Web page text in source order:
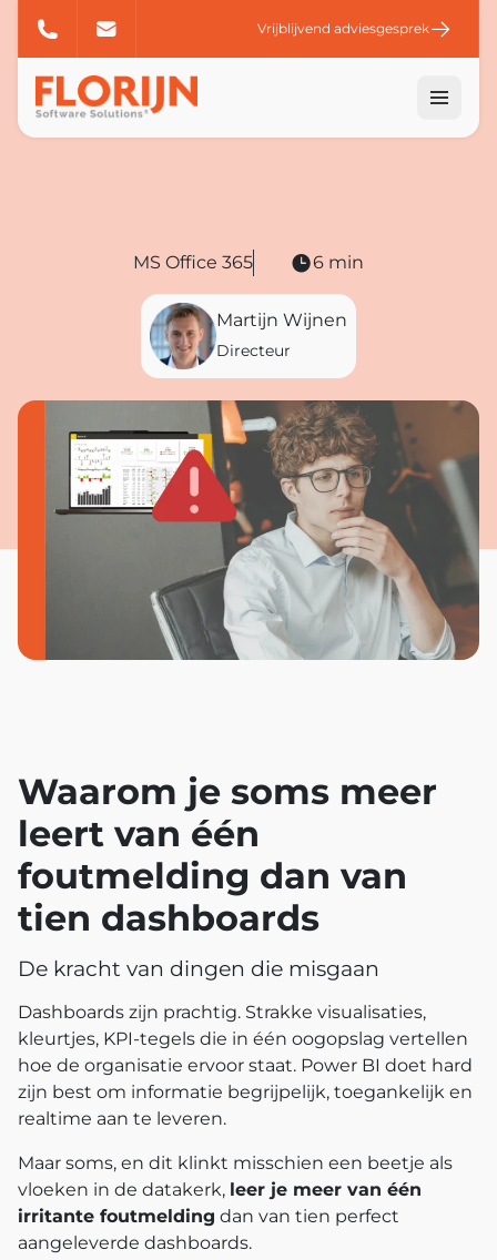
Vrijblijvend adviesgesprek
MS Office 365 6 min
Martijn Wijnen
Directeur
Waarom je soms meer
leert van één
foutmelding dan van
tien dashboards
De kracht van dingen die misgaan
Dashboards zijn prachtig. Strakke visualisaties,
kleurtjes, KPI‑tegels die in één oogopslag vertellen
hoe de organisatie ervoor staat. Power BI doet hard
zijn best om informatie begrijpelijk, toegankelijk en
realtime aan te leveren.
Maar soms, en dit klinkt misschien een beetje als
vloeken in de datakerk, leer je meer van één
irritante foutmelding dan van tien perfect
aangeleverde dashboards.